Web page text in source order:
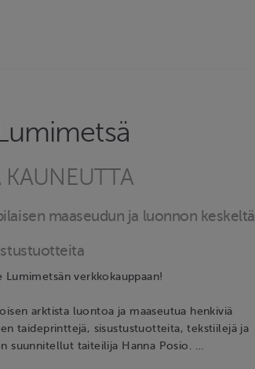
KAUNEUTTA
maaseudun ja luonnon keskeltä
verkkokauppaan!
arktista luontoa ja maaseutua henkiviä
taideprinttejä, sisustustuotteita, tekstiilejä ja
suunnitellut taiteilija Hanna Posio. …